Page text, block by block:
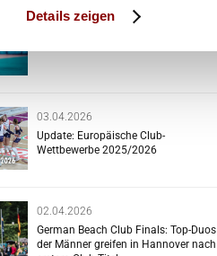
Details zeigen
07.04.2026
03.04.2026
Update: Europäische Club-
Wettbewerbe 2025/2026
02.04.2026
German Beach Club Finals: Top-Duos
der Männer greifen in Hannover nach